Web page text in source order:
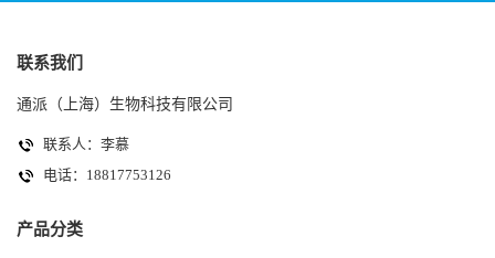
联系我们
通派（上海）生物科技有限公司
联系人：李慕
电话：18817753126
产品分类